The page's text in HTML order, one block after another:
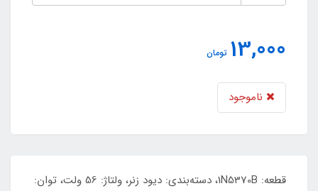
13,000 تومان
ناموجود
قطعه: 1N5370B، دسته‌بندی: دیود زنر، ولتاژ: 56 ولت، توان: